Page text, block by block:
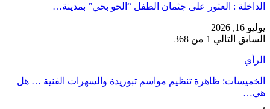
​الداخلة : العثور على جثمان الطفل “الحو بحي” بمدينة…
يوليو 16, 2026
السابق التالي 1 من 368
الرأي
الخميسات: ظاهرة تنظيم مواسم تبوريدة والسهرات الفنية … هل
هي…